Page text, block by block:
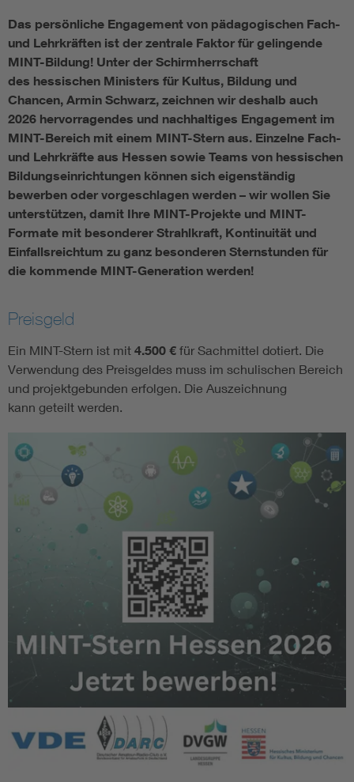
Das persönliche Engagement von pädagogischen Fach-
und Lehrkräften ist der zentrale Faktor für gelingende
MINT-Bildung! Unter der Schirmherrschaft
des hessischen Ministers für Kultus, Bildung und
Chancen, Armin Schwarz, zeichnen wir deshalb auch
2026 hervorragendes und nachhaltiges Engagement im
MINT-Bereich mit einem MINT-Stern aus. Einzelne Fach-
und Lehrkräfte aus Hessen sowie Teams von hessischen
Bildungseinrichtungen können sich eigenständig
bewerben oder vorgeschlagen werden – wir wollen Sie
unterstützen, damit Ihre MINT-Projekte und MINT-
Formate mit besonderer Strahlkraft, Kontinuität und
Einfallsreichtum zu ganz besonderen Sternstunden für
die kommende MINT-Generation werden!
Preisgeld
Ein MINT-Stern ist mit 4.500 € für Sachmittel dotiert. Die
Verwendung des Preisgeldes muss im schulischen Bereich
und projektgebunden erfolgen. Die Auszeichnung
kann geteilt werden.